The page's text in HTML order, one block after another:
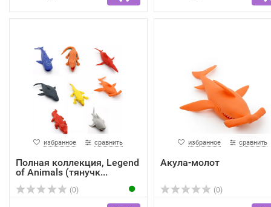
избранное сравнить
Полная коллекция, Legend
of Animals (тянучк...
(0)
избранное сравнить
Акула-молот
(0)